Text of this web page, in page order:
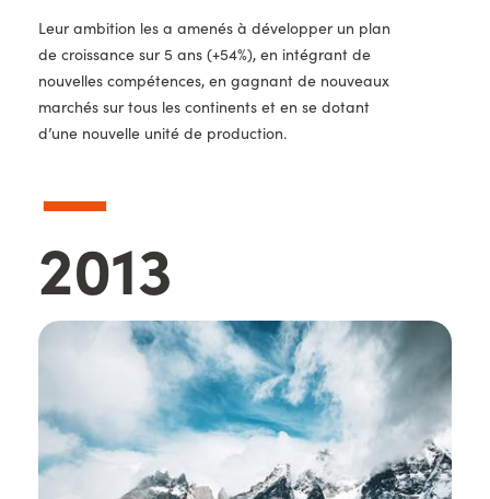
Leur ambition les a amenés à développer un plan
de croissance sur 5 ans (+54%), en intégrant de
nouvelles compétences, en gagnant de nouveaux
marchés sur tous les continents et en se dotant
d’une nouvelle unité de production.
—
Année
2013
Images